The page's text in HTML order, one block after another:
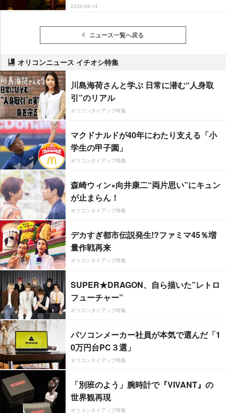
2023-09-14
ニュース一覧へ戻る
オリコンニュース イチオシ特集
川島海荷さんと学ぶ 日常に潜む“人身取
引”のリアル
オリコンタイアップ特集
マクドナルドが40年にわたり支える「小
学生の甲子園」
オリコンタイアップ特集
森崎ウィン×向井康二“両片思い”にキュン
が止まらん！
オリコンタイアップ特集
デカすぎ都市伝説発生!?ファミマ45％増
量作戦再来
オリコンタイアップ特集
SUPER★DRAGON、自ら描いた”レトロ
フューチャー”
オリコンタイアップ特集
パソコンメーカー社員が本気で選んだ「1
0万円台PC３選」
オリコンタイアップ特集
「別班のよう」腕時計で『VIVANT』の
世界観再現
オリコンタイアップ特集